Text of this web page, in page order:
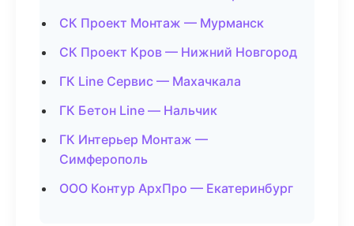
СК Проект Монтаж — Мурманск
СК Проект Кров — Нижний Новгород
ГК Line Сервис — Махачкала
ГК Бетон Line — Нальчик
ГК Интерьер Монтаж —
Симферополь
ООО Контур АрхПро — Екатеринбург